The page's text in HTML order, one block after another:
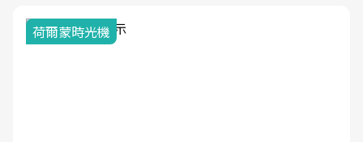
2025健檢服務大調查